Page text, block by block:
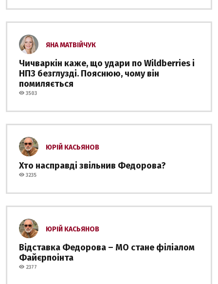
ЯНА МАТВІЙЧУК
Чичваркін каже, що удари по Wildberries і
НПЗ безглузді. Пояснюю, чому він
помиляється
3503
ЮРІЙ КАСЬЯНОВ
Хто насправді звільнив Федорова?
3235
ЮРІЙ КАСЬЯНОВ
Відставка Федорова – МО стане філіалом
Файєрпоінта
2377